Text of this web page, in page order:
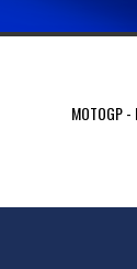
MOTOGP -